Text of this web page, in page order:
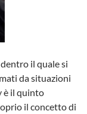
il quale si
da situazioni
è il quinto
il concetto di